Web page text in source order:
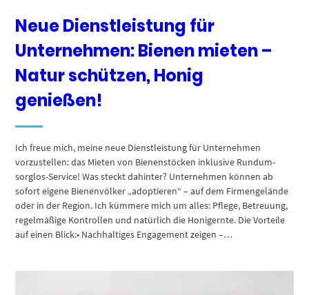
Neue Dienstleistung für
Unternehmen: Bienen mieten –
Natur schützen, Honig
genießen!
Ich freue mich, meine neue Dienstleistung für Unternehmen
vorzustellen: das Mieten von Bienenstöcken inklusive Rundum-
sorglos-Service! Was steckt dahinter? Unternehmen können ab
sofort eigene Bienenvölker „adoptieren“ – auf dem Firmengelände
oder in der Region. Ich kümmere mich um alles: Pflege, Betreuung,
regelmäßige Kontrollen und natürlich die Honigernte. Die Vorteile
auf einen Blick:• Nachhaltiges Engagement zeigen –…